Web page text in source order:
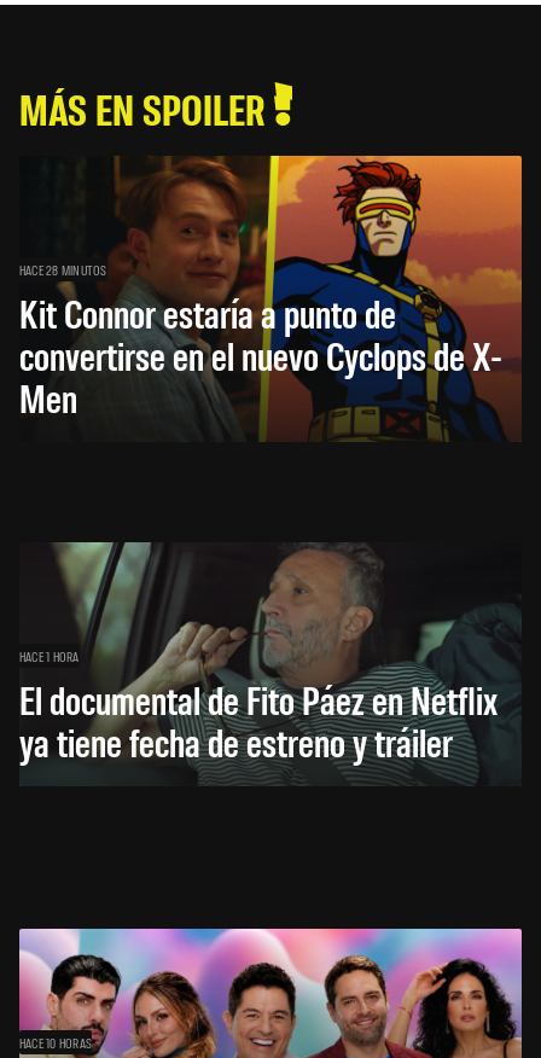
MÁS EN SPOILER
HACE 28 MINUTOS
Kit Connor estaría a punto de
convertirse en el nuevo Cyclops de X-
Men
HACE 1 HORA
El documental de Fito Páez en Netflix
ya tiene fecha de estreno y tráiler
HACE 10 HORAS